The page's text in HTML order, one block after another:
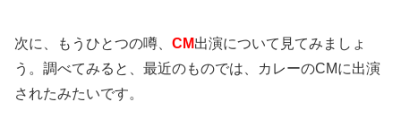
次に、もうひとつの噂、 CM出演について見てみましょ
う。調べてみると、最近のものでは、カレーのCMに出演
されたみたいです。